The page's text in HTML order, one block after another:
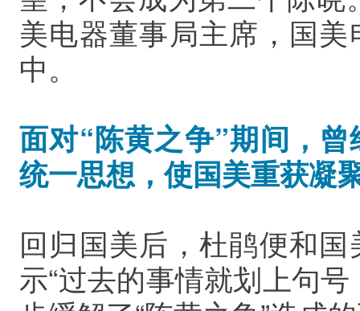
美电器董事局主席，国
中。
面对“陈黄之争”期间，
统一思想，使国美重获凝
回归国美后，杜鹃便和
示“过去的事情就划上句